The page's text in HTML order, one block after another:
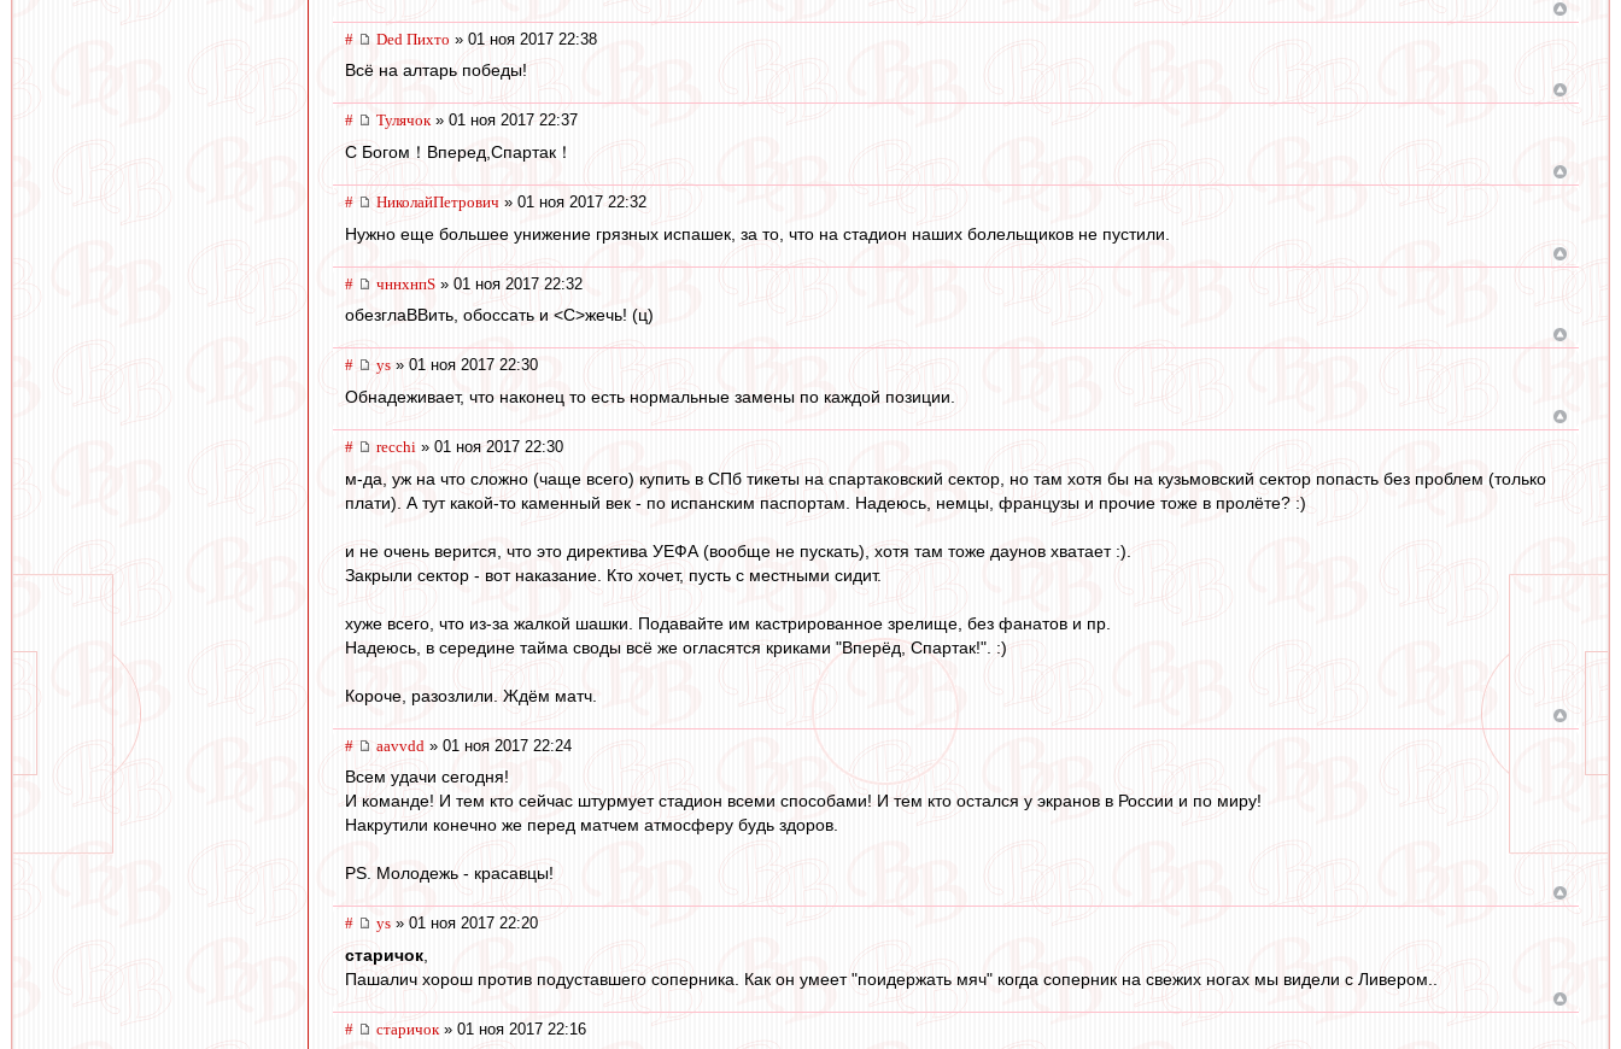
# Ded Пихто » 01 ноя 2017 22:38
Всё на алтарь победы!
# Тулячок» 01 ноя 2017 22:37
С Богом！Вперед,Спартак！
# НиколайПетрович » 01 ноя 2017 22:32
Нужно еще большее унижение грязных испашек, за то, что на стадион наших болельщиков не пустили.
# чннхнпS » 01 ноя 2017 22:32
обезглаВВить, обоссать и <C>жечь! (ц)
# ys » 01 ноя 2017 22:30
Обнадеживает, что наконец то есть нормальные замены по каждой позиции.
# recchi » 01 ноя 2017 22:30
м-да, уж на что сложно (чаще всего) купить в СПб тикеты на спартаковский сектор, но там хотя бы на кузьмовский сектор попасть без проблем (только
плати). А тут какой-то каменный век - по испанским паспортам. Надеюсь, немцы, французы и прочие тоже в пролёте? :)
и не очень верится, что это директива УЕФА (вообще не пускать), хотя там тоже даунов хватает :).
Закрыли сектор - вот наказание. Кто хочет, пусть с местными сидит.
хуже всего, что из-за жалкой шашки. Подавайте им кастрированное зрелище, без фанатов и пр.
Надеюсь, в середине тайма своды всё же огласятся криками "Вперёд, Спартак!". :)
Короче, разозлили. Ждём матч.
# aavvdd » 01 ноя 2017 22:24
Всем удачи сегодня!
И команде! И тем кто сейчас штурмует стадион всеми способами! И тем кто остался у экранов в России и по миру!
Накрутили конечно же перед матчем атмосферу будь здоров.
PS. Молодежь - красавцы!
# ys » 01 ноя 2017 22:20
старичок
Пашалич хорош против подуставшего соперника. Как он умеет "поидержать мяч" когда соперник на свежих ногах мы видели с Ливером..
# старичок » 01 ноя 2017 22:16